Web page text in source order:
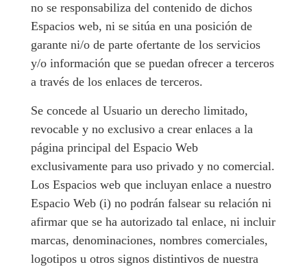
no se responsabiliza del contenido de dichos
Espacios web, ni se sitúa en una posición de
garante ni/o de parte ofertante de los servicios
y/o información que se puedan ofrecer a terceros
a través de los enlaces de terceros.
Se concede al Usuario un derecho limitado,
revocable y no exclusivo a crear enlaces a la
página principal del Espacio Web
exclusivamente para uso privado y no comercial.
Los Espacios web que incluyan enlace a nuestro
Espacio Web (i) no podrán falsear su relación ni
afirmar que se ha autorizado tal enlace, ni incluir
marcas, denominaciones, nombres comerciales,
logotipos u otros signos distintivos de nuestra